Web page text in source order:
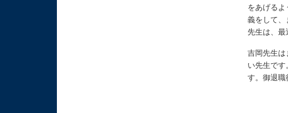
をあげる
義をして、
先生は、最
吉岡先生は
い先生で
す。御退職